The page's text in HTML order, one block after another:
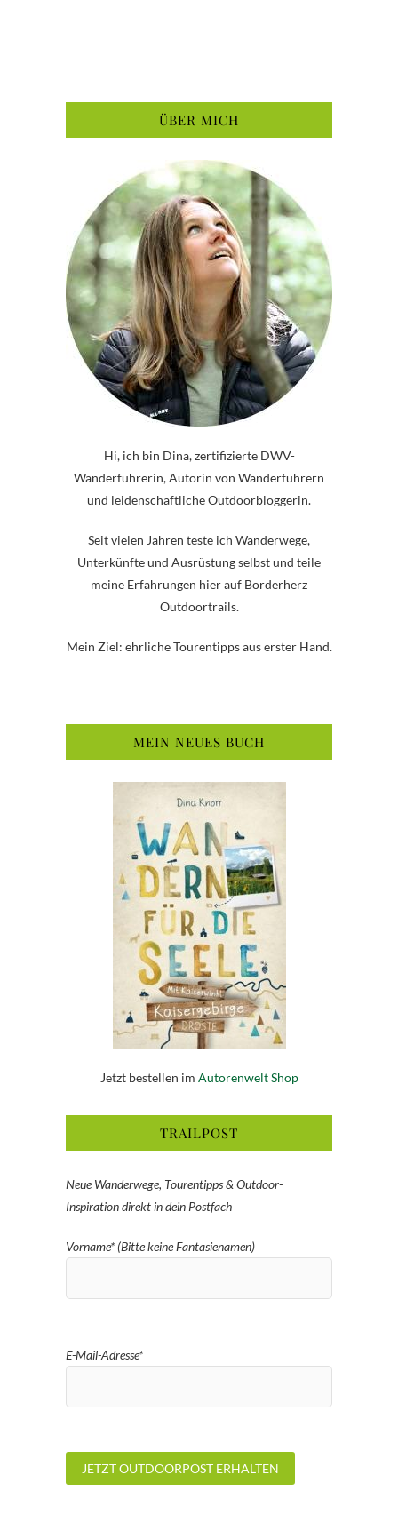
ÜBER MICH
Hi, ich bin Dina, zertifizierte DWV-
Wanderführerin, Autorin von Wanderführern
und leidenschaftliche Outdoorbloggerin.
Seit vielen Jahren teste ich Wanderwege,
Unterkünfte und Ausrüstung selbst und teile
meine Erfahrungen hier auf Borderherz
Outdoortrails.
Mein Ziel: ehrliche Tourentipps aus erster Hand.
MEIN NEUES BUCH
Jetzt bestellen im Autorenwelt Shop
TRAILPOST
Neue Wanderwege, Tourentipps & Outdoor-
Inspiration direkt in dein Postfach
Vorname* (Bitte keine Fantasienamen)
E-Mail-Adresse*